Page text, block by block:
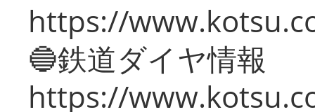
https://
🔵鉄道ダイヤ情報
https://